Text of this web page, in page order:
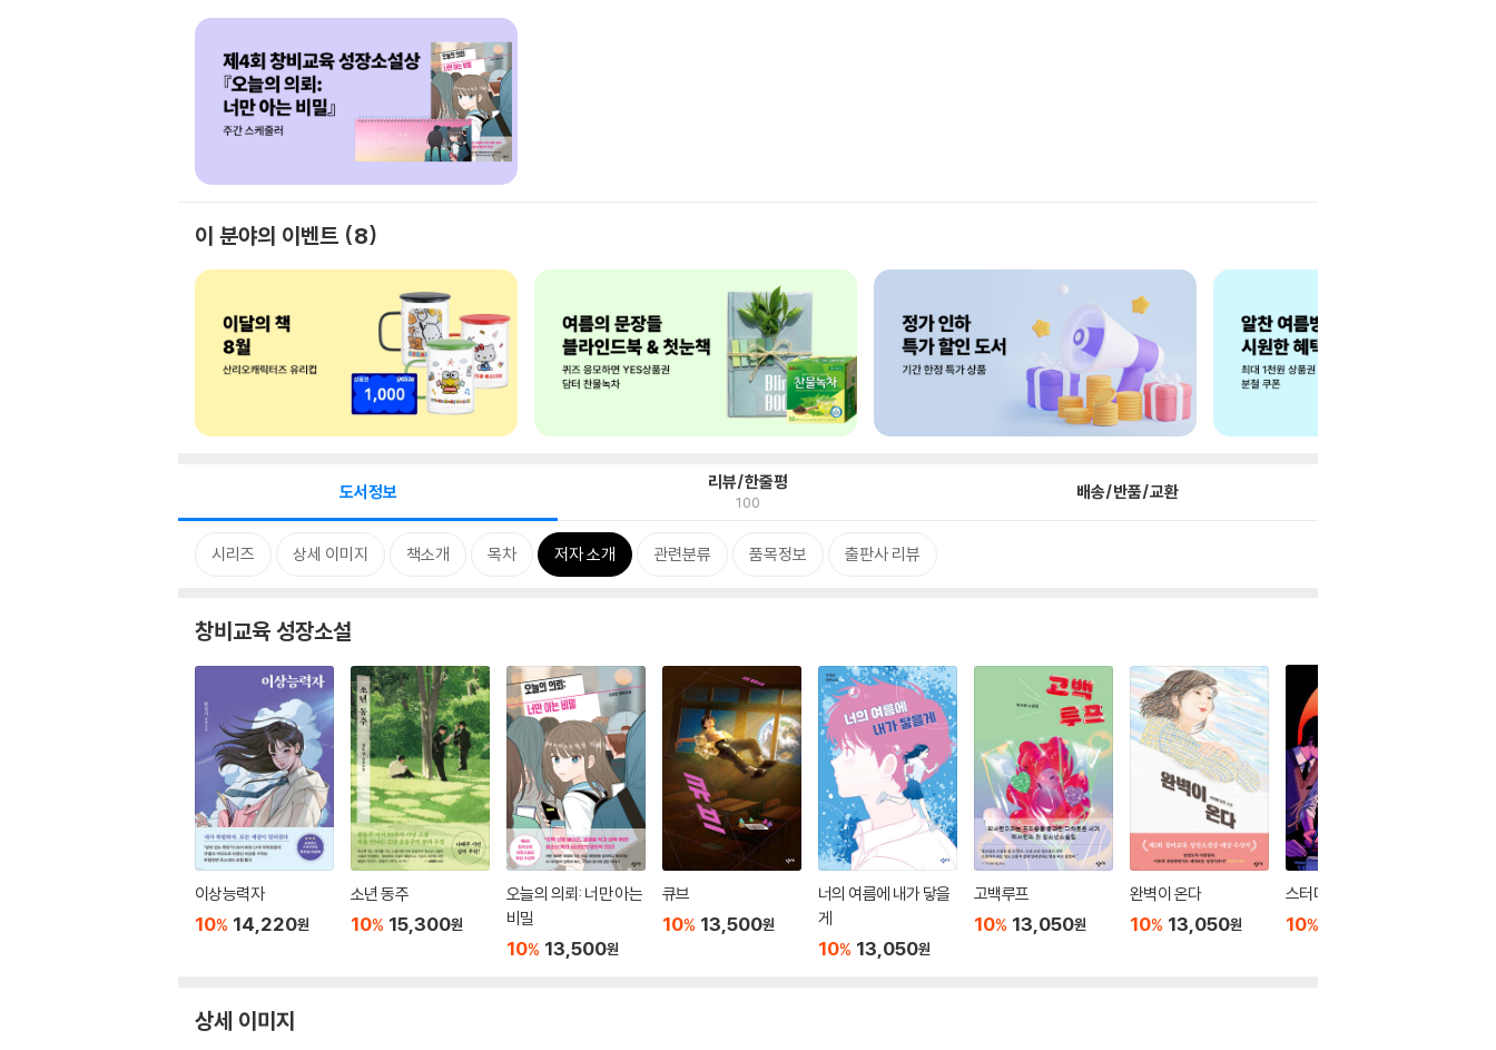
이 분야의 이벤트 8
도서정보 리뷰/한줄평
100 배송/반품/교환
시리즈 상세 이미지 책소개 목차 저자 소개 관련분류 품목정보 출판사 리뷰
창비교육 성장소설
이상능력자
10% 14,220원
소년 동주
10% 15,300원
오늘의 의뢰: 너만 아는
비밀
10% 13,500원
큐브
10% 13,500원
너의 여름에 내가 닿을
게
10% 13,050원
고백루프
10% 13,050원
완벽이 온다
10% 13,050원
스터디 위드 X
10%
상세 이미지